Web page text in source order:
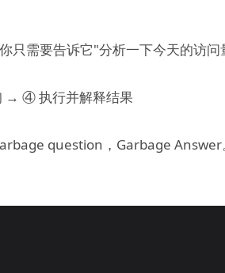
只需要告诉它"分析一下今天的访问
→ ④ 执行并解释结果
question，Garbage Answer